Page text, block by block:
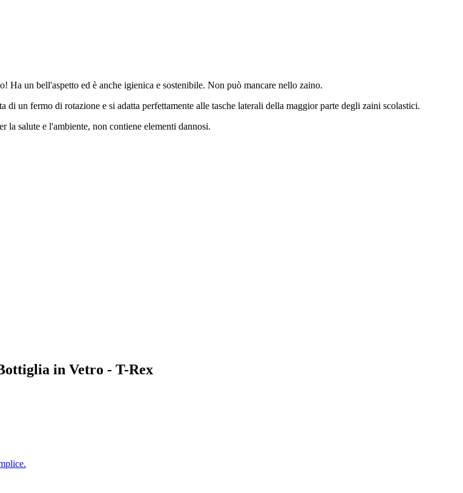
Ha un bell'aspetto ed è anche igienica e sostenibile. Non può mancare nello zaino.
un fermo di rotazione e si adatta perfettamente alle tasche laterali della maggior parte degli zaini scolastici.
salute e l'ambiente, non contiene elementi dannosi.
in Vetro - T-Rex